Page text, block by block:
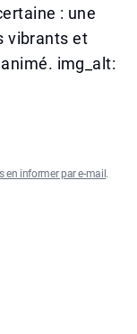
: une
vibrants et
img_alt:
en informer par e-mail .